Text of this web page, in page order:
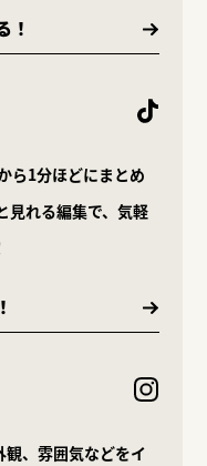
！
ら1分ほどにまとめ
見れる編集で、気軽
、雰囲気などをイ